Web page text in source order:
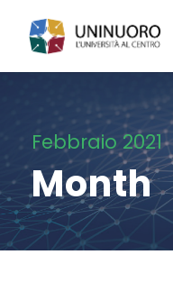
Febbraio 2021
Month